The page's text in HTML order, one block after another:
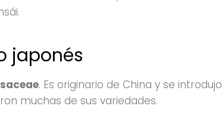
japonés
. Es originario de China y se introdujo
muchas de sus variedades.